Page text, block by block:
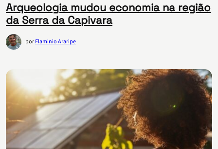
Arqueologia mudou economia na região
da Serra da Capivara
porFlaminio Araripe